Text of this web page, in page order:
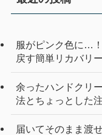
服がピンク色に…
戻す簡単リカバリ
余ったハンドクリ
法とちょっとした
届いてそのまま渡